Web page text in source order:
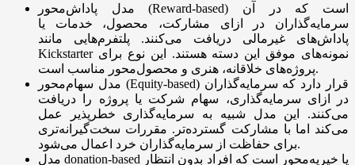
مدل پاداش‌محور (Reward-based) است که در آن
سرمایه‌گذاران در ازای مشارکت، محصول، خدمات یا
پاداش‌های غیرمالی دریافت می‌کنند. پلتفرم‌هایی مانند
Kickstarter نمونه‌های موفق این دسته هستند. این نوع برای
پروژه‌های خلاقانه، هنری و محصول‌محور مناسب است.
مدل سهام‌محور (Equity-based) قرار دارد که سرمایه‌گذاران
در ازای سرمایه‌گذاری، سهام شرکت یا پروژه را دریافت
می‌کنند. این مدل شبیه به سرمایه‌گذاری خطرپذیر عمل
می‌کند اما با مشارکت گسترده‌تر. مقررات سخت‌گیرانه‌تری
برای حفاظت از سرمایه‌گذاران خرد اعمال می‌شود.
مدل donation-based یا خیریه‌محور است که افراد بدون انتظار